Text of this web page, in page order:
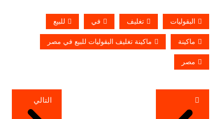
البقوليات تغليف في للبيع
ماكينة ماكينة تغليف البقوليات للبيع في مصر
مصر
تصفّح
المقالات
التالي